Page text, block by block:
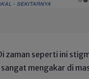
zaman seperti ini
mengakar di